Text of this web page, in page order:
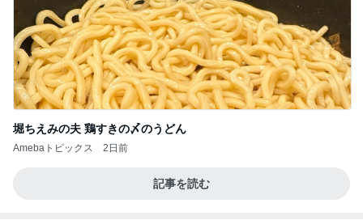
堀ちえみの夫 鶏すきの〆のうどん
Amebaトピックス 2日前
記事を読む